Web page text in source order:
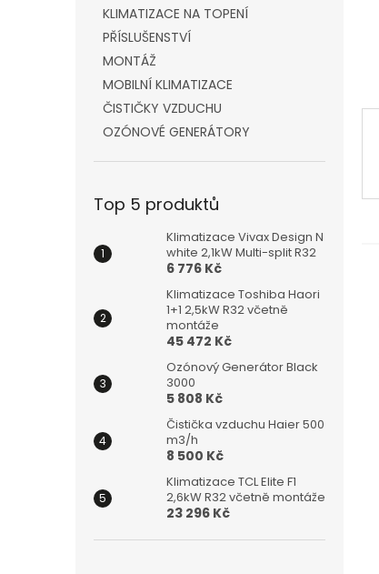
KLIMATIZACE NA TOPENÍ
PŘÍSLUŠENSTVÍ
MONTÁŽ
MOBILNÍ KLIMATIZACE
ČISTIČKY VZDUCHU
OZÓNOVÉ GENERÁTORY
Top 5 produktů
Klimatizace Vivax Design N
white 2,1kW Multi-split R32
6 776 Kč
Klimatizace Toshiba Haori
1+1 2,5kW R32 včetně
montáže
45 472 Kč
Ozónový Generátor Black
3000
5 808 Kč
Čistička vzduchu Haier 500
m3/h
8 500 Kč
Klimatizace TCL Elite F1
2,6kW R32 včetně montáže
23 296 Kč